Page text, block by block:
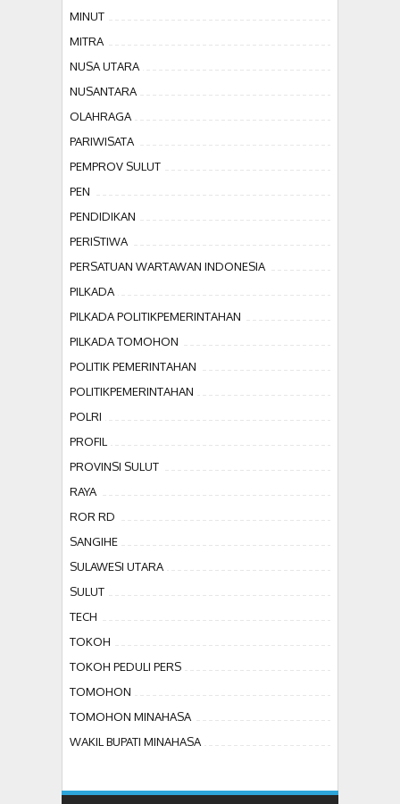
MINUT
MITRA
NUSA UTARA
NUSANTARA
OLAHRAGA
PARIWISATA
PEMPROV SULUT
PEN
PENDIDIKAN
PERISTIWA
PERSATUAN WARTAWAN INDONESIA
PILKADA
PILKADA POLITIKPEMERINTAHAN
PILKADA TOMOHON
POLITIK PEMERINTAHAN
POLITIKPEMERINTAHAN
POLRI
PROFIL
PROVINSI SULUT
RAYA
ROR RD
SANGIHE
SULAWESI UTARA
SULUT
TECH
TOKOH
TOKOH PEDULI PERS
TOMOHON
TOMOHON MINAHASA
WAKIL BUPATI MINAHASA